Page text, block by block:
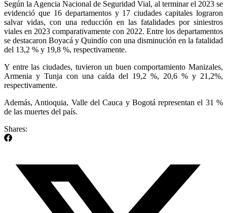
Según la Agencia Nacional de Seguridad Vial, al terminar el 2023 se
evidenció que 16 departamentos y 17 ciudades capitales lograron
salvar vidas, con una reducción en las fatalidades por siniestros
viales en 2023 comparativamente con 2022. Entre los departamentos
se destacaron Boyacá y Quindío con una disminución en la fatalidad
del 13,2 % y 19,8 %, respectivamente.
Y entre las ciudades, tuvieron un buen comportamiento Manizales,
Armenia y Tunja con una caída del 19,2 %, 20,6 % y 21,2%,
respectivamente.
Además, Antioquia, Valle del Cauca y Bogotá representan el 31 %
de las muertes del país.
Shares: